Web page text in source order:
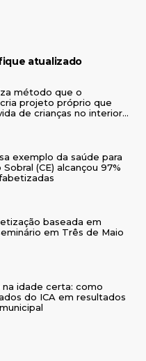
atualizado
método que o
projeto próprio que
de crianças no interior
exemplo da saúde para
(CE) alcançou 97%
baseada em
em Três de Maio
idade certa: como
do ICA em resultados